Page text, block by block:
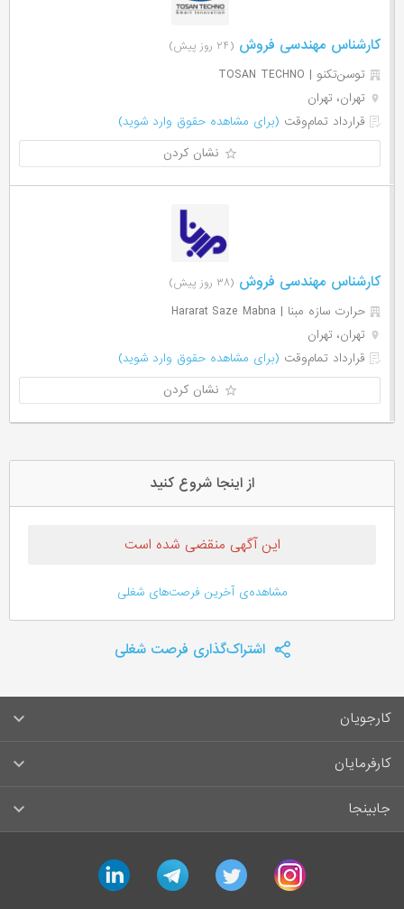
کارشناس مهندسی فروش (۲۴ روز پیش)
توسن‌تکنو | TOSAN TECHNO
تهران، تهران
قرارداد تمام‌وقت (برای مشاهده حقوق وارد شوید)
نشان کردن
کارشناس مهندسی فروش (۳۸ روز پیش)
حرارت سازه مبنا | Hararat Saze Mabna
تهران، تهران
قرارداد تمام‌وقت (برای مشاهده حقوق وارد شوید)
نشان کردن
از اینجا شروع کنید
این آگهی منقضی شده است
مشاهده‌ی آخرین فرصت‌های شغلی
اشتراک‌گذاری فرصت شغلی
کارجویان
سوالات متداول کارجویان
لیست مشاغل
آگهی‌های استخدام
کارفرمایان
راهنمای ثبت آگهی استخدام
قوانین و مقررات کارفرمایان
جابینجا
جابینجا در رسانه‌ها
instagram
twitter
telegram
linkedin